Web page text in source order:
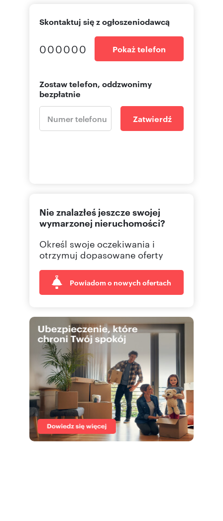
Skontaktuj się z ogłoszeniodawcą
000000 Pokaż telefon
Zostaw telefon, oddzwonimy
bezpłatnie
Zatwierdź
Nie znalazłeś jeszcze swojej
wymarzonej nieruchomości?
Określ swoje oczekiwania i
otrzymuj dopasowane oferty
Powiadom o nowych ofertach